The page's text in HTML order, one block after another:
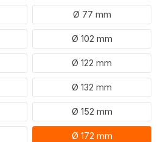
Ø 77 mm
Ø 102 mm
Ø 122 mm
Ø 132 mm
Ø 152 mm
Ø 172 mm